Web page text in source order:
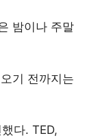
밤이나 주말
기 전까지는
다. TED,